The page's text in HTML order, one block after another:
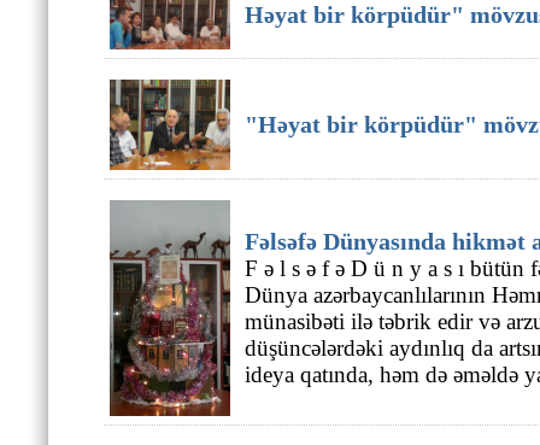
Həyat bir körpüdür"
"Həyat bir körpüdür"
Fəlsəfə Dünyasında hikmət
F ə l s ə f ə D ü n y a s ı bütün
Dünya azərbaycanlılarının
münasibəti ilə təbrik edir və
düşüncələrdəki aydınlıq da
ideya qatında, həm də əməldə